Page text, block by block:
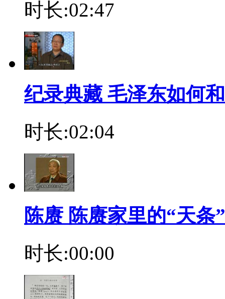
时长:02:47
纪录典藏 毛泽东如何
时长:02:04
陈赓 陈赓家里的“天条”
时长:00:00